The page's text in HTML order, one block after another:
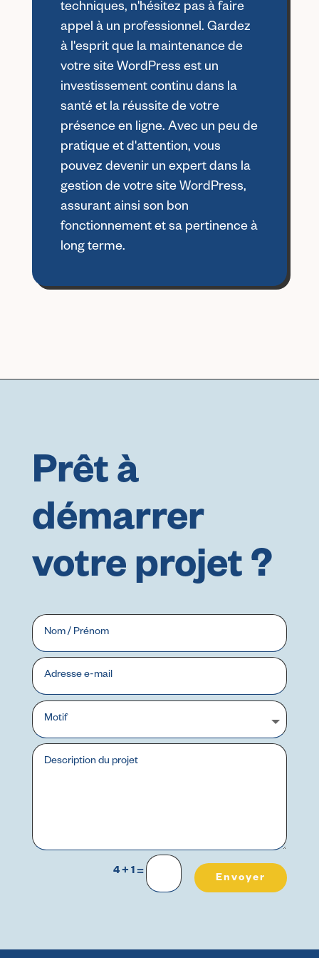
techniques, n'hésitez pas à faire
appel à un professionnel. Gardez
à l'esprit que la maintenance de
votre site WordPress est un
investissement continu dans la
santé et la réussite de votre
présence en ligne. Avec un peu de
pratique et d'attention, vous
pouvez devenir un expert dans la
gestion de votre site WordPress,
assurant ainsi son bon
fonctionnement et sa pertinence à
long terme.
Prêt à
démarrer
votre projet ?
4 + 1 =
Envoyer